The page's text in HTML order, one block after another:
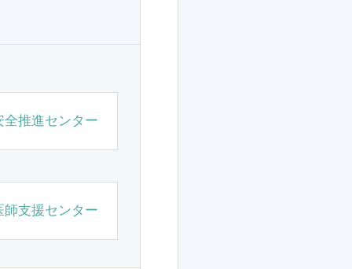
全推進センター
師支援センター